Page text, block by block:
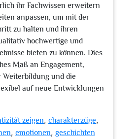
ihr Fachwissen erweitern
anpassen, um mit der
zu halten und ihren
hochwertige und
bieten zu können. Dies
Maß an Engagement,
und die
auf neue Entwicklungen
zeigen, charakterzüge,
, emotionen, geschichten